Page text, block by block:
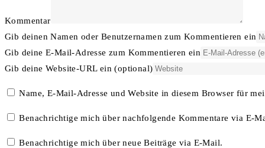
Kommentar
Gib deinen Namen oder Benutzernamen zum Kommentieren ein
Gib deine E-Mail-Adresse zum Kommentieren ein
Gib deine Website-URL ein (optional)
Name, E-Mail-Adresse und Website in diesem Browser für
Benachrichtige mich über nachfolgende Kommentare via E-
Benachrichtige mich über neue Beiträge via E-Mail.